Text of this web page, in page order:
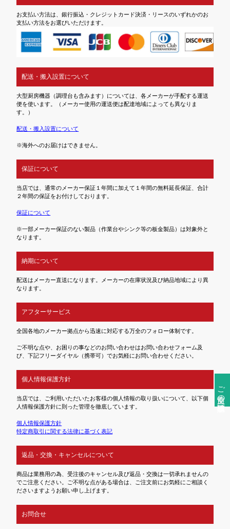
ご注文前の確認事項
お支払い方法は、銀行振込・クレジットカード決済・リースのいずれかのお
支払い方法をお選びいただけます。
配送・搬入設置について
大型厨房機器（調理台も含みます）については、各メーカーが手配する運送
便を使います。（メーカー使用の運送便は配達地域によっても異なりま
す。）
配送・搬入設置について
※海外へのお届けはできません。
保証について
当店では、通常のメーカー保証１年間に加えて１年間の無料延長保証、合計
２年間の保証をお付けしております。
保証について
※一部メーカー保証のない製品（作業台やシンク等の板金製品）は対象外と
なります。
納期について
配送はメーカー直送になります。メーカーの在庫状況及び納品地域により異
なります。
アフターサービス
全国各地のメーカー拠点から迅速に対応する万全のフォロー体制です。
ご不明な点や、お困りの事などのお問い合わせはお問い合わせフォーム及
び、下記フリーダイヤル（携帯可）でお気軽にお問い合わせください。
個人情報保護方針
当店では、ご利用いただいたお客様の個人情報の取り扱いについて、以下個
人情報保護方針に則った管理を徹底しています。
個人情報保護方針
特定商取引に関する法律に基づく表記
返品・交換・キャンセルについて
商品は業務用の為、受注後のキャンセル及び返品・交換は一切承れませんの
でご注意ください。ご不明な点がある場合は、ご注文前にお気軽にご相談く
ださいますようお願い申し上げます。
お問合せ